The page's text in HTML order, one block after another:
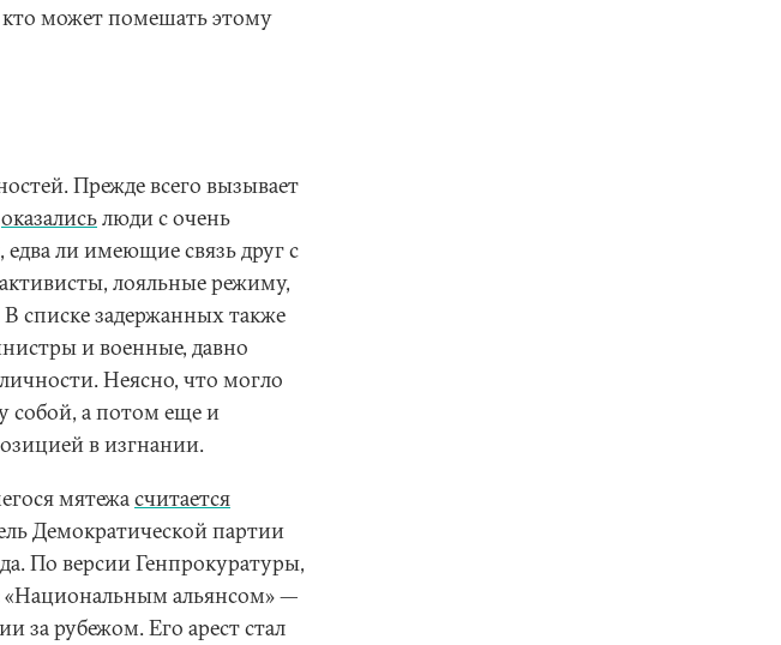
кто может помешать этому
Прежде всего вызывает
оказалисьлюди с очень
ли имеющие связь друг с
лояльные режиму,
списке задержанных также
и военные, давно
Неясно, что могло
собой, а потом еще и
в изгнании.
мятежасчитается
Демократической партии
По версии Генпрокуратуры,
«Национальным альянсом» —
за рубежом. Его арест стал